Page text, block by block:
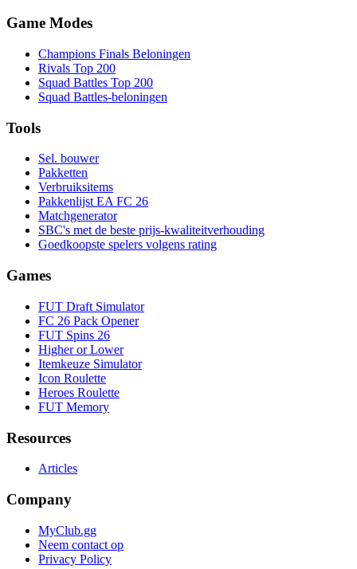
Game Modes
Champions Finals Beloningen
Rivals Top 200
Squad Battles Top 200
Squad Battles-beloningen
Tools
Sel. bouwer
Pakketten
Verbruiksitems
Pakkenlijst EA FC 26
Matchgenerator
SBC's met de beste prijs-kwaliteitverhouding
Goedkoopste spelers volgens rating
Games
FUT Draft Simulator
FC 26 Pack Opener
FUT Spins 26
Higher or Lower
Itemkeuze Simulator
Icon Roulette
Heroes Roulette
FUT Memory
Resources
Articles
Company
MyClub.gg
Neem contact op
Privacy Policy